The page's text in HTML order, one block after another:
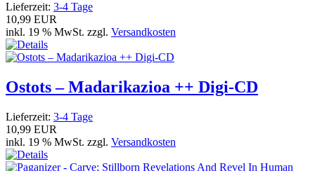
Lieferzeit: 3-4 Tage
10,99 EUR
inkl. 19 % MwSt. zzgl. Versandkosten
Ostots – Madarikazioa ++ Digi-CD
Lieferzeit: 3-4 Tage
10,99 EUR
inkl. 19 % MwSt. zzgl. Versandkosten